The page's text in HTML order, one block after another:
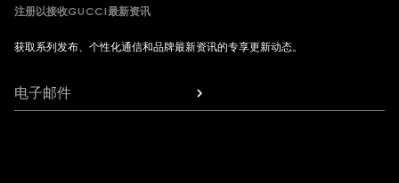
注册以接收GUCCI最新资讯
获取系列发布、个性化通信和品牌最新资讯的专享更新动态。
电子邮件